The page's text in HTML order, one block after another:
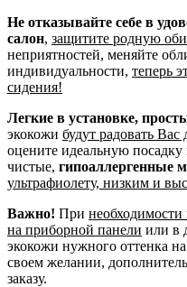
Не отказывайте себе в
салон, защитите родную
неприятностей, меняйте
индивидуальности, теперь
сидения!
Легкие в установке,
экокожи будут радовать Вас
оцените идеальную
чистые, гипоаллергенные
ультрафиолету, низким и
Важно! При необходимости
на приборной панели или в
экокожи нужного оттенка
своем желании,
заказу.